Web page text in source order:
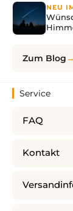
NEU
Zum Blog
Service
FAQ
Kontakt